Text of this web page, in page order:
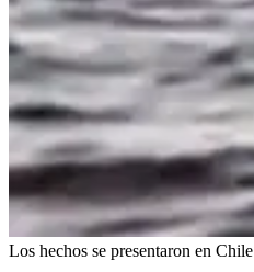
Los hechos se presentaron en Chile